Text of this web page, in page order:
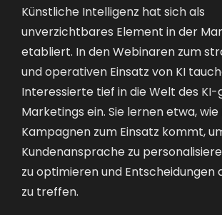
Künstliche Intelligenz hat sich als
unverzichtbares Element in der
etabliert. In den Webinaren zum
und operativen Einsatz von KI
Interessierte tief in die Welt des
Marketings ein. Sie lernen etwa, wie
Kampagnen zum Einsatz kommt,
Kundenansprache zu
zu optimieren und Entscheidungen
zu treffen.